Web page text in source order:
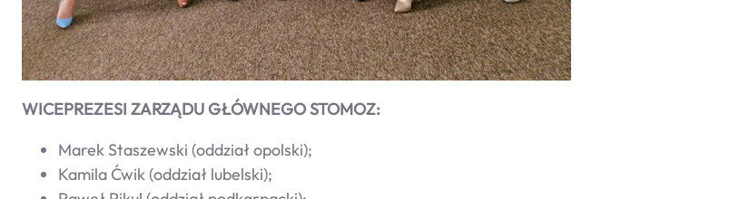
WICEPREZESI ZARZĄDU GŁÓWNEGO STOMOZ:
Marek Staszewski (oddział opolski);
Kamila Ćwik (oddział lubelski);